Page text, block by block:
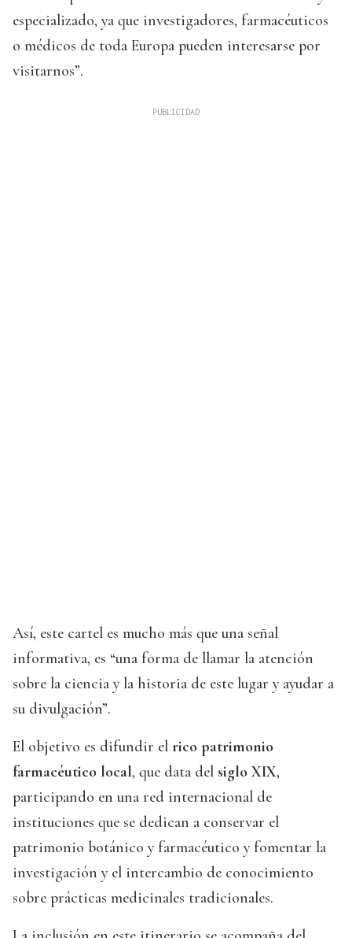
especializado, ya que investigadores, farmacéuticos
o médicos de toda Europa pueden interesarse por
visitarnos”.
Así, este cartel es mucho más que una señal
informativa, es “una forma de llamar la atención
sobre la ciencia y la historia de este lugar y ayudar a
su divulgación”.
El objetivo es difundir el rico patrimonio
farmacéutico local, que data del siglo XIX,
participando en una red internacional de
instituciones que se dedican a conservar el
patrimonio botánico y farmacéutico y fomentar la
investigación y el intercambio de conocimiento
sobre prácticas medicinales tradicionales.